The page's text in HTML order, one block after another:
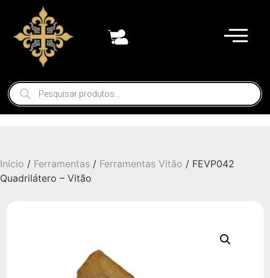
Início / Ferramentas / Ferramentas Vitão / FEVP042
Quadrilátero – Vitão